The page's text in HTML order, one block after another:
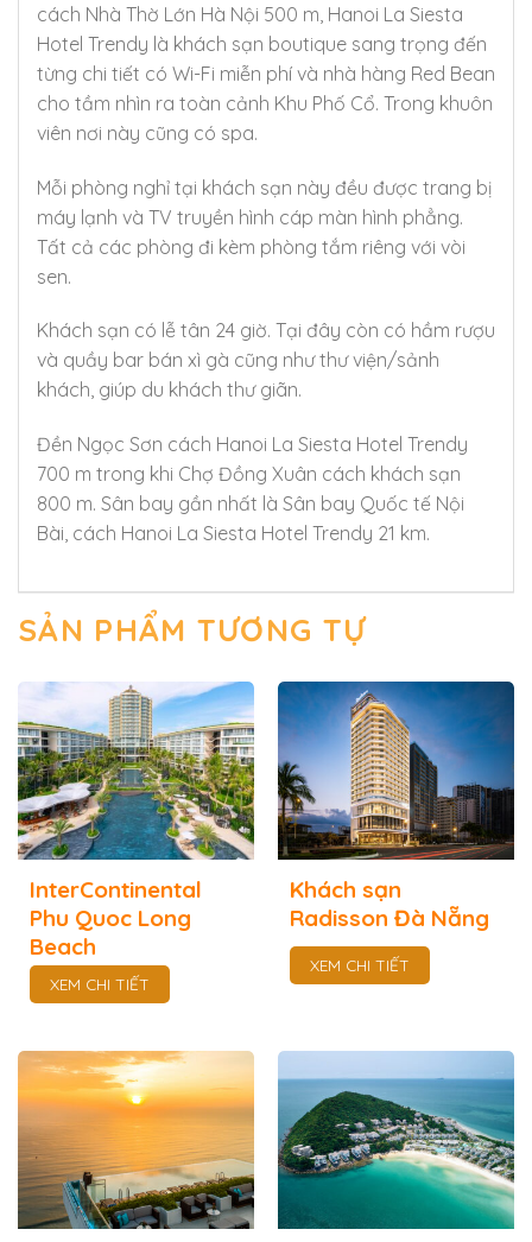
cách Nhà Thờ Lớn Hà Nội 500 m, Hanoi La Siesta
Hotel Trendy là khách sạn boutique sang trọng đến
từng chi tiết có Wi-Fi miễn phí và nhà hàng Red Bean
cho tầm nhìn ra toàn cảnh Khu Phố Cổ. Trong khuôn
viên nơi này cũng có spa.
Mỗi phòng nghỉ tại khách sạn này đều được trang bị
máy lạnh và TV truyền hình cáp màn hình phẳng.
Tất cả các phòng đi kèm phòng tắm riêng với vòi
sen.
Khách sạn có lễ tân 24 giờ. Tại đây còn có hầm rượu
và quầy bar bán xì gà cũng như thư viện/sảnh
khách, giúp du khách thư giãn.
Đền Ngọc Sơn cách Hanoi La Siesta Hotel Trendy
700 m trong khi Chợ Đồng Xuân cách khách sạn
800 m. Sân bay gần nhất là Sân bay Quốc tế Nội
Bài, cách Hanoi La Siesta Hotel Trendy 21 km.
SẢN PHẨM TƯƠNG TỰ
InterContinental
Phu Quoc Long
Beach
XEM CHI TIẾT
Khách sạn
Radisson Đà Nẵng
XEM CHI TIẾT